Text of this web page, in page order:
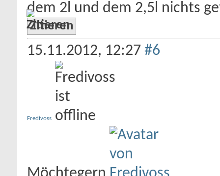
dem 2l und dem 2,5l nichts
Zitieren
15.11.2012, 12:27 #6
Fredivoss